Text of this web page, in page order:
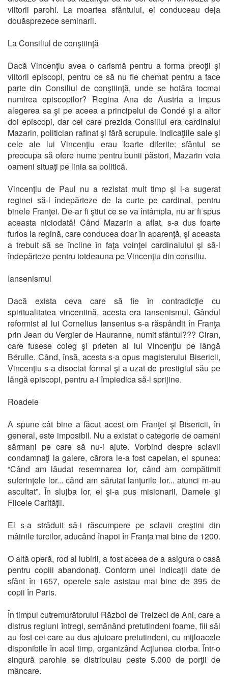
viitorii parohi. La moartea sfântului, ei conduceau deja
douăsprezece seminarii.
La Consiliul de conştiinţă
Dacă Vincenţiu avea o carismă pentru a forma preoţii şi
viitorii episcopi, pentru ce să nu fie chemat pentru a face
parte din Consiliul de conştiinţă, unde se hotăra tocmai
numirea episcopilor? Regina Ana de Austria a impus
alegerea sa şi pe aceea a principelui de Condé şi a altor
doi episcopi, dar cel care prezida Consiliul era cardinalul
Mazarin, politician rafinat şi fără scrupule. Indicaţiile sale şi
cele ale lui Vincenţiu erau foarte diferite: sfântul se
preocupa să ofere nume pentru bunii păstori, Mazarin voia
oameni situaţi pe linia sa politică.
Vincenţiu de Paul nu a rezistat mult timp şi i-a sugerat
reginei să-l îndepărteze de la curte pe cardinal, pentru
binele Franţei. De-ar fi ştiut ce se va întâmpla, nu ar fi spus
aceasta niciodată! Când Mazarin a aflat, s-a dus foarte
furios la regină, care conducea doar în aparenţă, şi aceasta
a trebuit să se încline în faţa voinţei cardinalului şi să-l
îndepărteze pentru totdeauna pe Vincenţiu din consiliu.
Iansenismul
Dacă exista ceva care să fie în contradicţie cu
spiritualitatea vincentină, acesta era iansenismul. Gândul
reformist al lui Cornelius Iansenius s-a răspândit în Franţa
prin Jean du Vergier de Hauranne, numit sfântul??? Ciran,
care fusese coleg şi prieten al lui Vincenţiu pe lângă
Bérulle. Când, însă, acesta s-a opus magisterului Bisericii,
Vincenţiu s-a disociat formal şi a uzat de prestigiul său pe
lângă episcopi, pentru a-i împiedica să-l sprijine.
Roadele
A spune cât bine a făcut acest om Franţei şi Bisericii, în
general, este imposibil. Nu a existat o categorie de oameni
sărmani pe care să nu-i ajute. Vorbind despre sclavii
condamnaţi la galere, cărora le-a fost capelan, el spunea:
“Când am lăudat resemnarea lor, când am compătimit
suferinţele lor... când am sărutat lanţurile lor... atunci m-au
ascultat”. În slujba lor, el şi-a pus misionarii, Damele şi
Fiicele Carităţii.
El s-a străduit să-i răscumpere pe sclavii creştini din
mâinile turcilor, aducând înapoi în Franţa mai bine de 1200.
O altă operă, rod al iubirii, a fost aceea de a asigura o casă
pentru copiii abandonaţi. Conform unei indicaţii date de
sfânt în 1657, operele sale asistau mai bine de 395 de
copii în Paris.
În timpul cutremurătorului Război de Treizeci de Ani, care a
distrus regiuni întregi, semănând pretutindeni foame, fiii săi
au fost cei care au dus ajutoare pretutindeni, cu mijloacele
disponibile în acel timp, organizând Acţiunea ciorba. Într-o
singură parohie se distribuiau peste 5.000 de porţii de
mâncare.